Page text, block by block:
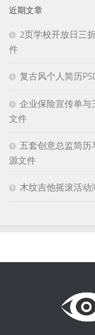
近期文章
2页学校开放日三
件
复古风个人简历
企业保险宣传单与
文件
五套创意总监简历
源文件
木纹吉他摇滚活动